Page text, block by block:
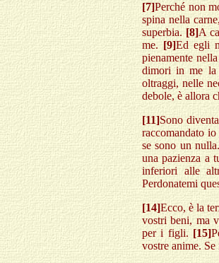
[7]Perché non
spina nella
superbia. [8]A
me.[9]Ed egli
pienamente
dimori in me la
oltraggi, nelle
debole, è allora
[11]Sono
raccomandato
se sono un
una pazienza a
inferiori alle
Perdonatemi
[14]Ecco, è la
vostri beni, ma
per i figli. [15]
vostre anime.